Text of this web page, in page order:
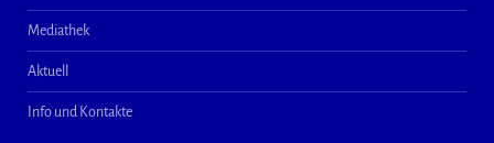
Mediathek
Aktuell
Info und Kontakte